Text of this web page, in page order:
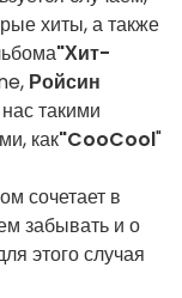
хиты, а также
"Хит-
Ройсин
такими
как"CooCool"
сочетает в
забывать и о
этого случая